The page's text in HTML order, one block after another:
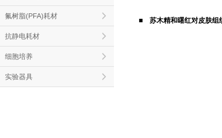
氟树脂(PFA)耗材
抗静电耗材
细胞培养
实验器具
■ 苏木精和曙红对皮肤组